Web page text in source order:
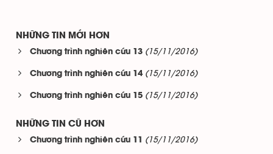
NHỮNG TIN MỚI HƠN
Chương trình nghiên cứu 13 (15/11/2016)
Chương trình nghiên cứu 14 (15/11/2016)
Chương trình nghiên cứu 15 (15/11/2016)
NHỮNG TIN CŨ HƠN
Chương trình nghiên cứu 11 (15/11/2016)